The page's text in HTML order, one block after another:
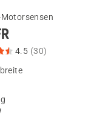
4.5 (30)